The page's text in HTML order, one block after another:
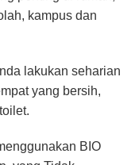
kampus dan
lakukan seharian
yang bersih,
BIO